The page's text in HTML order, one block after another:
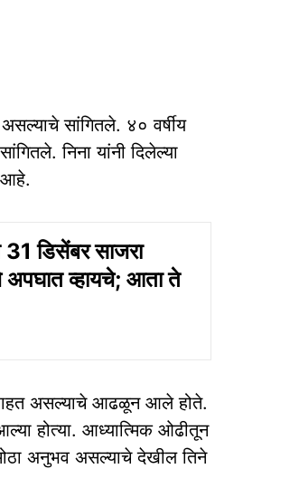
असल्याचे सांगितले. ४० वर्षीय
निना यांनी दिलेल्या
आहे.
डिसेंबर साजरा
अपघात व्हायचे; आता ते
असल्याचे आढळून आले होते.
होत्या. आध्यात्मिक ओढीतून
अनुभव असल्याचे देखील तिने